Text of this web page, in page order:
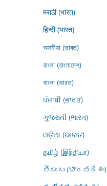
मराठी (भारत)
हिन्दी (भारत)
অসমীয়া (ভাৰত)
বাংলা (বাংলাদেশ)
বাংলা (ভারত)
ਪੰਜਾਬੀ (ਭਾਰਤ)
ગુજરાતી (ભારત)
ଓଡ଼ିଆ (ଭାରତ)
தமிழ் (இந்தியா)
తెలుగు (భారతదేశం)